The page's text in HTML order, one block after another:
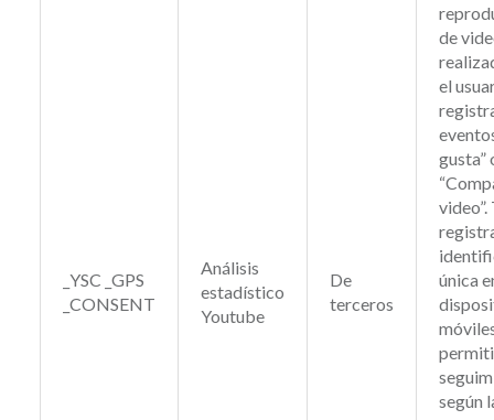
_YSC _GPS
_CONSENT
Análisis
estadístico
Youtube
De
terceros
de
el
gusta”
única
según